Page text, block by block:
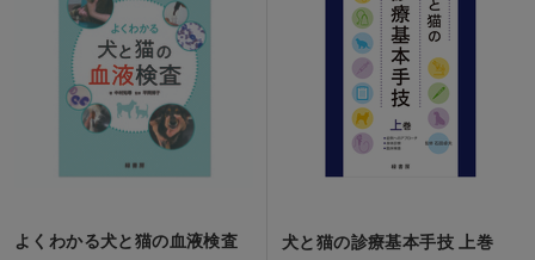
よくわかる犬と猫の血液検査 犬と猫の診療基本手技 上巻